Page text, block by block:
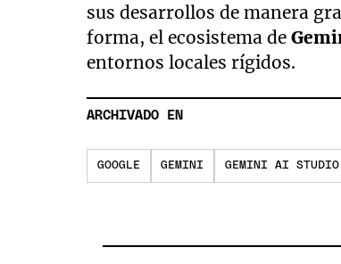
sus desarrollos de manera
forma, el ecosistema de
entornos locales rígidos.
ARCHIVADO EN
GOOGLE GEMINI GEMINI AI STUDIO